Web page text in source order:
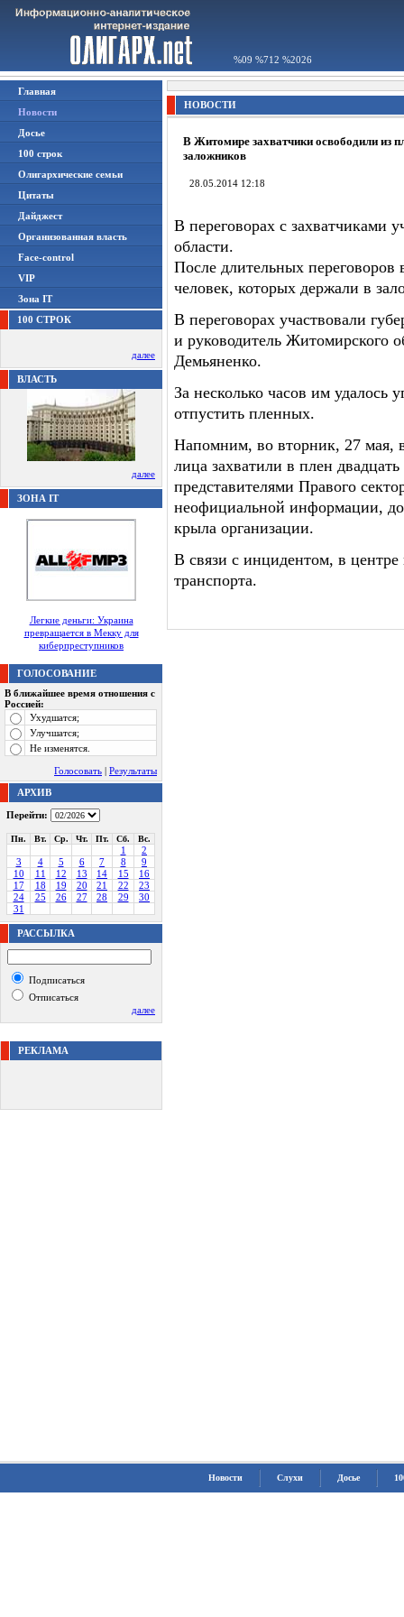
%09 %712 %2026
Главная
Новости
Досье
100 строк
Олигархические семьи
Цитаты
Дайджест
Организованная власть
Face-control
VIP
Зона IT
100 СТРОК
далее
ВЛАСТЬ
далее
ЗОНА IT
Легкие деньги: Украина
превращается в Мекку для
киберпреступников
ГОЛОСОВАНИЕ
В ближайшее время отношения с
Россией:
Ухудшатся;
Улучшатся;
Не изменятся.
Голосовать | Результаты
АРХИВ
Перейти:
Пн. Вт. Ср. Чт. Пт. Сб. Вс.
1
2
3
4 5 6 7 8
9
10
11 12 13 14 15
16
17
18 19 20 21 22
23
24
25 26 27 28 29
30
31
РАССЫЛКА
Подписаться
Отписаться
далее
РЕКЛАМА
НОВОСТИ
В Житомире захватчики освободили из
заложников
28.05.2014 12:18
В переговорах с захватчиками
области.
После длительных
человек, которых держали в
В переговорах участвовали
и руководитель Житомирского
Демьяненко.
За несколько часов им удалось
отпустить пленных.
Напомним, во вторник, 27 мая,
лица захватили в плен
представителями Правого
неофициальной информации,
крыла организации.
В связи с инцидентом, в
транспорта.
Новости Слухи Досье